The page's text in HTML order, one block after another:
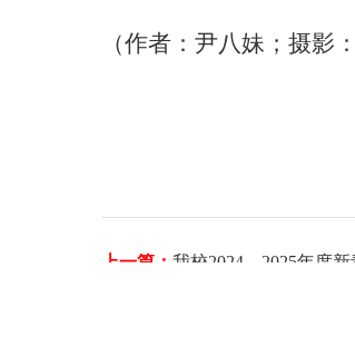
（作者：尹八妹；摄影
上一篇： 我校2024—2025年度